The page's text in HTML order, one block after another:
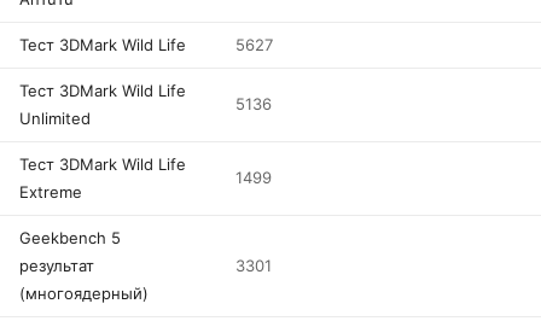
Тест 3DMark Wild Life 5627
Тест 3DMark Wild Life
Unlimited
5136
Тест 3DMark Wild Life
Extreme
1499
Geekbench 5
результат
(многоядерный)
3301